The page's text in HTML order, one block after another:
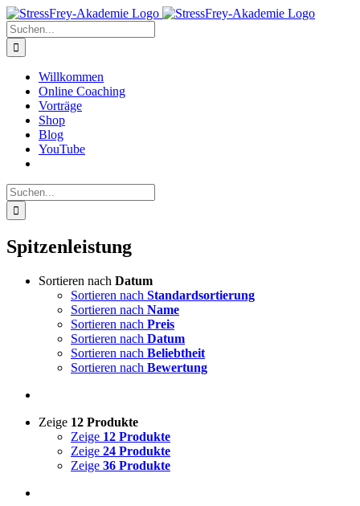
Zum
Inhalt
springen
Suche
nach:
Willkommen
Online Coaching
Vorträge
Shop
Blog
YouTube
Suche
nach:
Spitzenleistung
Sortieren nach Datum
Sortieren nach Standardsortierung
Sortieren nach Name
Sortieren nach Preis
Sortieren nach Datum
Sortieren nach Beliebtheit
Sortieren nach Bewertung
Zeige 12 Produkte
Zeige 12 Produkte
Zeige 24 Produkte
Zeige 36 Produkte